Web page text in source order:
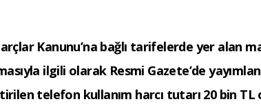
Kanunu’na bağlı tarifelerde yer alan
ilgili olarak Resmi Gazete’de
telefon kullanım harcı tutarı 20 bin